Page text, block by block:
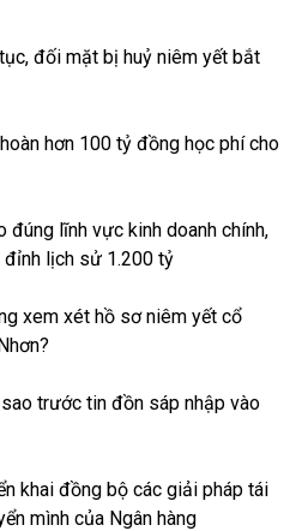
đối mặt bị huỷ niêm yết bắt
hơn 100 tỷ đồng học phí cho
đúng lĩnh vực kinh doanh chính,
đỉnh lịch sử 1.200 tỷ
xem xét hồ sơ niêm yết cổ
trước tin đồn sáp nhập vào
khai đồng bộ các giải pháp tái
mình của Ngân hàng